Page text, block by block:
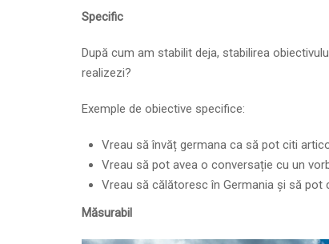
Specific
După cum am stabilit deja, stabilirea
realizezi?
Exemple de obiective specifice:
Vreau să învăț germana ca să pot citi
Vreau să pot avea o conversație cu un
Vreau să călătoresc în Germania și să pot
Măsurabil